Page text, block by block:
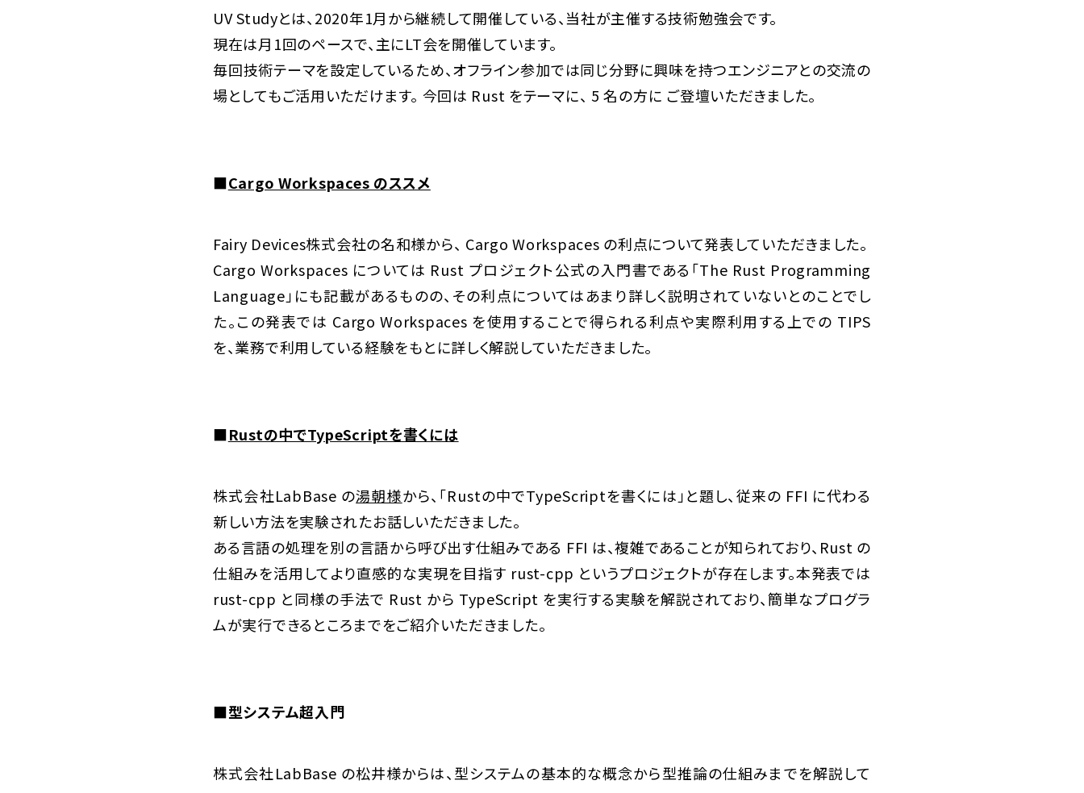
UV Studyとは、2020年1月から継続して開催している、当社が主催する技術勉強会です。
現在は月1回のペースで、主にLT会を開催しています。
毎回技術テーマを設定しているため、オフライン参加では同じ分野に興味を持つエンジニアとの交流の
場としてもご活用いただけます。 今回は Rust をテーマに、 5 名の方に ご登壇いただきました。
■Cargo Workspaces のススメ
Fairy Devices株式会社の名和様から、 Cargo Workspaces の利点について発表していただきました。
Cargo Workspaces については Rust プロジェクト公式の入門書である「The Rust Programming
Language」にも記載があるものの、その利点についてはあまり詳しく説明されていないとのことでし
た。この発表では Cargo Workspaces を使用することで得られる利点や実際利用する上での TIPS
を、業務で利用している経験をもとに詳しく解説していただきました。
■Rustの中でTypeScriptを書くには
株式会社LabBase の湯朝様から、「Rustの中でTypeScriptを書くには」と題し、従来の FFI に代わる
新しい方法を実験されたお話しいただきました。
ある言語の処理を別の言語から呼び出す仕組みである FFI は、複雑であることが知られており、Rust の
仕組みを活用してより直感的な実現を目指す rust-cpp というプロジェクトが存在します。本発表では
rust-cpp と同様の手法で Rust から TypeScript を実行する実験を解説されており、簡単なプログラ
ムが実行できるところまでをご紹介いただきました。
■型システム超入門
株式会社LabBase の松井様からは、型システムの基本的な概念から型推論の仕組みまでを解説して